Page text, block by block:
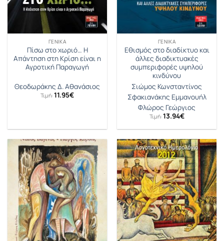
ΓΕΝΙΚΆ
Πίσω στο χωριό… Η
Απάντηση στη Κρίση είναι η
Αγροτική Παραγωγή
Θεοδωράκης Δ. Αθανάσιος
Τιμή: 11.95€
ΓΕΝΙΚΆ
Εθισμός στο διαδίκτυο και
άλλες διαδικτυακές
συμπεριφορές υψηλού
κινδύνου
Σιώμος Κωνσταντίνος
Σφακιανάκης Εμμανουήλ
Φλώρος Γεώργιος
Τιμή: 13.94€